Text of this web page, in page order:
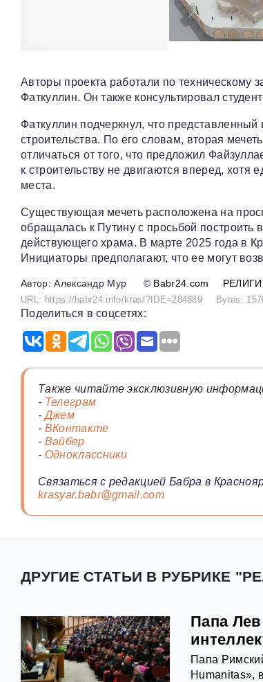
Авторы проекта работали по техническому
Фаткуллин. Он также консультировал
Фаткуллин подчеркнул, что
строительства. По его словам, вторая
отличаться от того, что предложил
к строительству не двигаются вперед,
места.
Существующая мечеть расположена на
обращалась к Путину с просьбой
действующего храма. В марте 2025 года в
Инициаторы предполагают, что ее могут
Александр Мур © Babr24.com
URL: https://babr24.info/kras/?IDE=284889 Bytes:
Поделиться в соцсетях:
Также читайте эксклюзивную
- Телеграм
-Джем
- ВКонтакте
- Вайбер
- Одноклассники
Связаться с редакцией Бабра в
krasyar.babr@gmail.com
ДРУГИЕ СТАТЬИ В РУБРИКЕ
Папа
Папа
Humanitas»,